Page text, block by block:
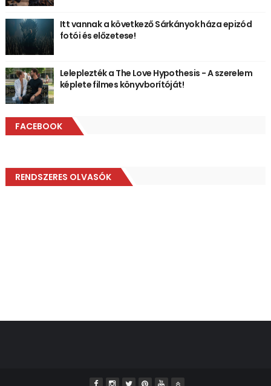
Itt vannak a következő Sárkányok háza epizód
fotói és előzetese!
Leleplezték a The Love Hypothesis - A szerelem
képlete filmes könyvborítóját!
FACEBOOK
RENDSZERES OLVASÓK